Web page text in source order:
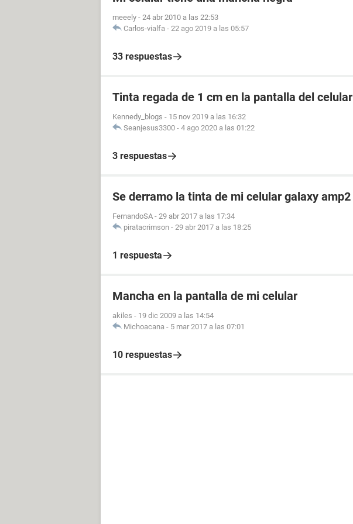
meeely - 24 abr 2010 a las 22:53
Carlos-vialfa - 22 ago 2019 a las 05:57
33 respuestas
Tinta regada de 1 cm en la pantalla del celular
Kennedy_blogs - 15 nov 2019 a las 16:32
Seanjesus3300 - 4 ago 2020 a las 01:22
3 respuestas
Se derramo la tinta de mi celular galaxy amp2
FernandoSA - 29 abr 2017 a las 17:34
piratacrimson - 29 abr 2017 a las 18:25
1 respuesta
Mancha en la pantalla de mi celular
akiles - 19 dic 2009 a las 14:54
Michoacana - 5 mar 2017 a las 07:01
10 respuestas